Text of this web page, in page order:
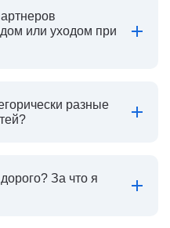
или уходом при
разные
За что я